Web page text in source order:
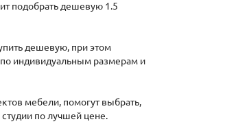
подобрать дешевую 1.5
дешевую, при этом
по индивидуальным размерам и
мебели, помогут выбрать,
по лучшей цене.